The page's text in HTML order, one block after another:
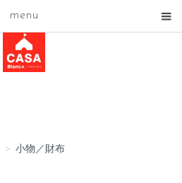
menu
＞ 小物／財布